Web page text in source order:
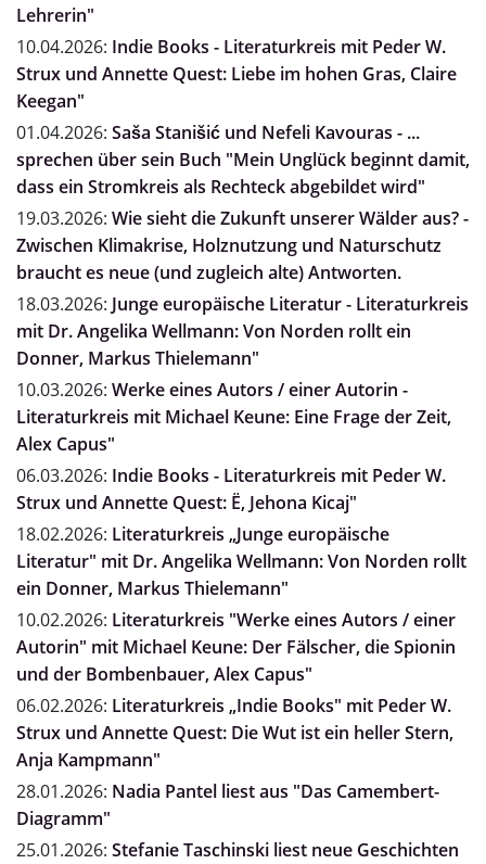
Lehrerin"
10.04.2026: Indie Books - Literaturkreis mit Peder W.
Strux und Annette Quest: Liebe im hohen Gras, Claire
Keegan"
01.04.2026: Saša Stanišić und Nefeli Kavouras - ...
sprechen über sein Buch "Mein Unglück beginnt damit,
dass ein Stromkreis als Rechteck abgebildet wird"
19.03.2026: Wie sieht die Zukunft unserer Wälder aus? -
Zwischen Klimakrise, Holznutzung und Naturschutz
braucht es neue (und zugleich alte) Antworten.
18.03.2026: Junge europäische Literatur - Literaturkreis
mit Dr. Angelika Wellmann: Von Norden rollt ein
Donner, Markus Thielemann"
10.03.2026: Werke eines Autors / einer Autorin -
Literaturkreis mit Michael Keune: Eine Frage der Zeit,
Alex Capus"
06.03.2026: Indie Books - Literaturkreis mit Peder W.
Strux und Annette Quest: Ë, Jehona Kicaj"
18.02.2026: Literaturkreis „Junge europäische
Literatur" mit Dr. Angelika Wellmann: Von Norden rollt
ein Donner, Markus Thielemann"
10.02.2026: Literaturkreis "Werke eines Autors / einer
Autorin" mit Michael Keune: Der Fälscher, die Spionin
und der Bombenbauer, Alex Capus"
06.02.2026: Literaturkreis „Indie Books" mit Peder W.
Strux und Annette Quest: Die Wut ist ein heller Stern,
Anja Kampmann"
28.01.2026: Nadia Pantel liest aus "Das Camembert-
Diagramm"
25.01.2026: Stefanie Taschinski liest neue Geschichten